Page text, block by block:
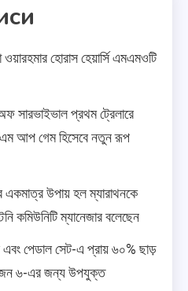
হোরাস হেয়ার্সি এমএমওটি
সারভাইভাল প্রথম ট্রেলারে
‘এম আপ গেম হিসেবে নতুন রূপ
একমাত্র উপায় হল ম্যারাথনকে
কমিউনিটি ম্যানেজার বলেছেন
পেডাল সেট-এ প্রায় ৬০% ছাড়
৬-এর জন্য উপযুক্ত